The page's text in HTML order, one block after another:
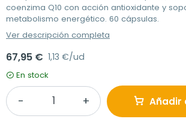
coenzima Q10 con acción antioxidante y
metabolismo energético. 60 cápsulas.
Ver descripción completa
67,95 € 1,13 €/ud
En stock
Añadir